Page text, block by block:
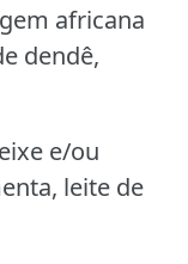
africana
dendê,
e/ou
leite de